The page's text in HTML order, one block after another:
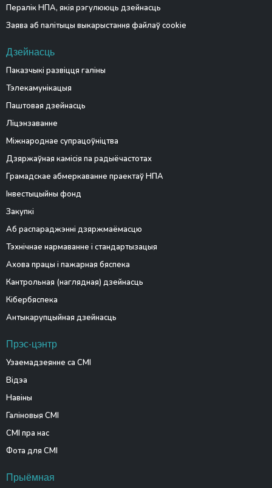
Пералік НПА, якія рэгулююць дзейнасць
Заява аб палітыцы выкарыстання файлаў cookie
Дзейнасць
Паказчыкі развіцця галіны
Тэлекамунікацыя
Паштовая дзейнасць
Ліцэнзаванне
Міжнароднае супрацоўніцтва
Дзяржаўная камісія па радыёчастотах
Грамадскае абмеркаванне праектаў НПА
Інвестыцыйны фонд
Закупкі
Аб распараджэнні дзяржмаёмасцю
Тэхнічнае нармаванне і стандартызацыя
Ахова працы і пажарная бяспека
Кантрольная (наглядная) дзейнасць
Кібербяспека
Антыкарупцыйная дзейнасць
Прэс-цэнтр
Узаемадзеянне са СМІ
Відэа
Навіны
Галіновыя СМІ
СМІ пра нас
Фота для СМІ
Прыёмная